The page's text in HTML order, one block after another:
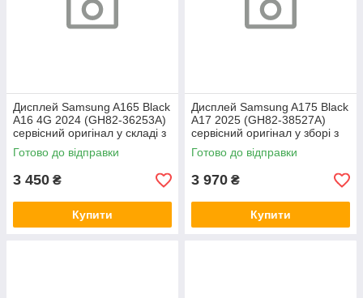
Дисплей Samsung A165 Black
A16 4G 2024 (GH82-36253A)
сервісний оригінал у складі з
рамкою
Готово до відправки
3 450 ₴
Купити
Дисплей Samsung A175 Black
A17 2025 (GH82-38527A)
сервісний оригінал у зборі з
рамкою
Готово до відправки
3 970 ₴
Купити